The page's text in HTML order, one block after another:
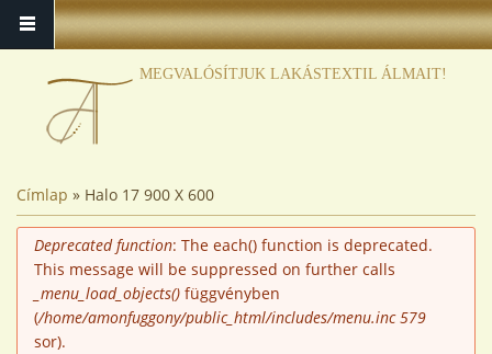
MEGVALÓSÍTJUK LAKÁSTEXTIL ÁLMAIT!
JELENLEGI HELY
Címlap » Halo 17 900 X 600
HIBAÜZENET
Deprecated function: The each() function is deprecated.
This message will be suppressed on further calls
_menu_load_objects() függvényben
(/home/amonfuggony/public_html/includes/menu.inc 579
sor).